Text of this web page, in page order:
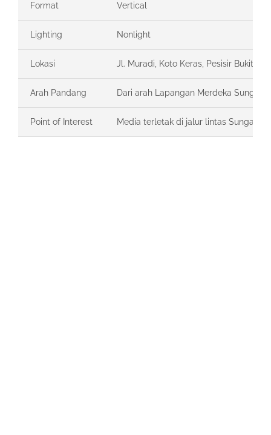
Format Vertical
Lighting Nonlight
Lokasi Jl. Muradi, Koto Keras, Pesisir Bukit,
Arah Pandang Dari arah Lapangan Merdeka Sungai
Point of Interest Media terletak di jalur lintas Sungai